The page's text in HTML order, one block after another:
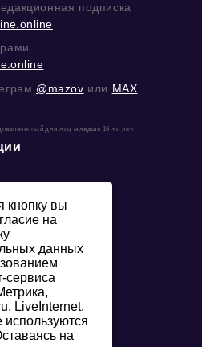
подписка
@mazov или MAX
для лиц младше 16-ти лет.
кнопку вы
на
данных
сервиса
LiveInternet.
используются
на